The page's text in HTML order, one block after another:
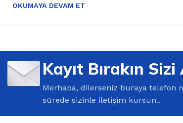
OKUMAYA DEVAM ET
Kayıt Bırakın
Merhaba, dilerseniz buraya telefon
sürede sizinle iletişim kursun..